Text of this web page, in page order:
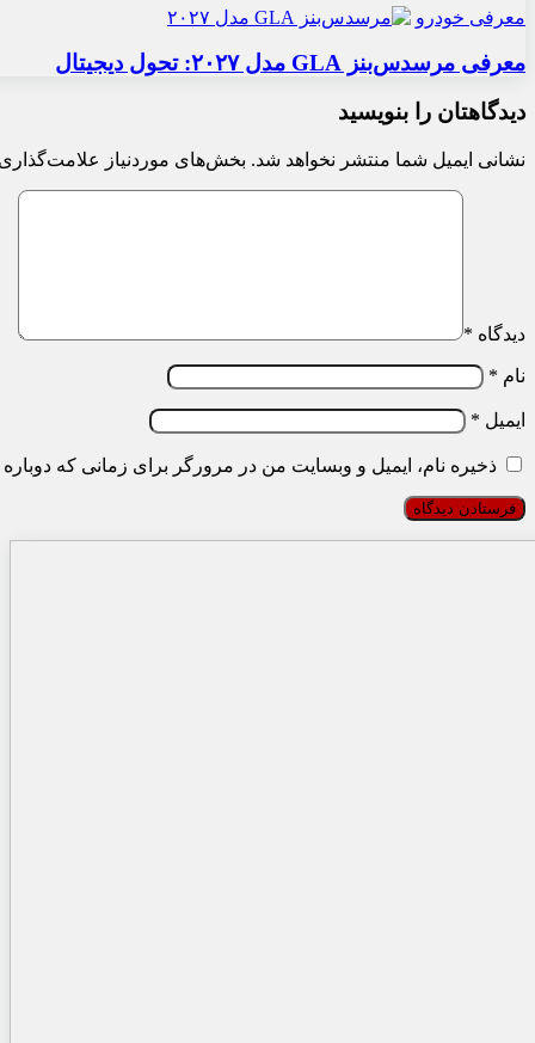
معرفی خودرو
معرفی مرسدس‌بنز GLA مدل ۲۰۲۷: تحول دیجیتال
دیدگاهتان را بنویسید
نشانی ایمیل شما منتشر نخواهد شد. بخش‌های موردنیاز
دیدگاه *
نام *
ایمیل *
ذخیره نام، ایمیل و وبسایت من در مرورگر برای زمانی که